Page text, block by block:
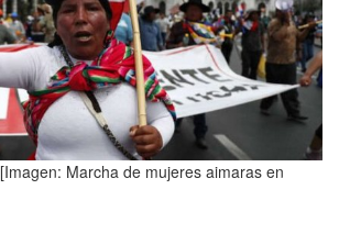
Marcha de mujeres aimaras en